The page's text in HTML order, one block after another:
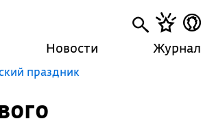
Новости Журнал
праздник